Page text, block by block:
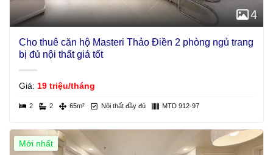
4
Cho thuê căn hộ Masteri Thảo Điền 2 phòng ngủ trang
bị đủ nội thất giá tốt
Giá: 19 triệu/tháng
2 2 65m² Nội thất đầy đủ MTD 912-97
Mới nhất